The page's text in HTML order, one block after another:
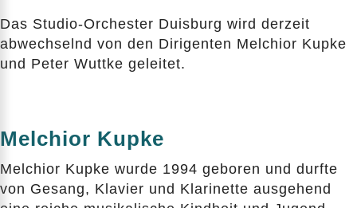
Das Studio-Orchester Duisburg wird derzeit
abwechselnd von den Dirigenten Melchior Kupke
und Peter Wuttke geleitet.
Melchior Kupke
Melchior Kupke wurde 1994 geboren und durfte
von Gesang, Klavier und Klarinette ausgehend